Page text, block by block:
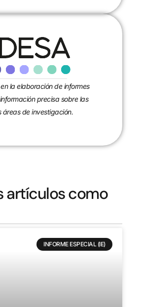
la elaboración de informes
precisa sobre las
áreas de investigación.
artículos como
INFORME ESPECIAL (IE)